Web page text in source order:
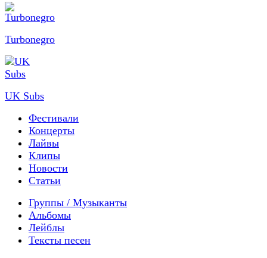
Turbonegro
UK Subs
Фестивали
Концерты
Лайвы
Клипы
Новости
Статьи
Группы / Музыканты
Альбомы
Лейблы
Тексты песен